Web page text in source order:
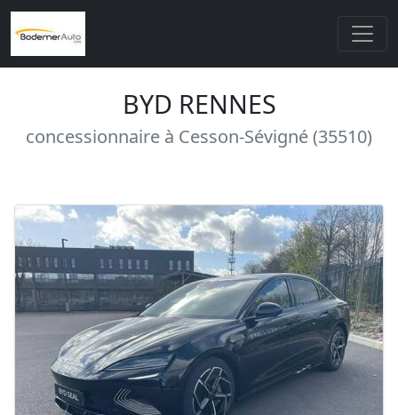
BYD RENNES
concessionnaire à Cesson-Sévigné (35510)